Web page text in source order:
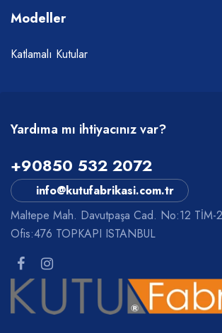
Modeller
Katlamalı Kutular
Yardıma mı ihtiyacınız var?
+90850 532 2072
info@kutufabrikasi.com.tr
Maltepe Mah. Davutpaşa Cad. No:12 TİM-
Ofis:476 TOPKAPI ISTANBUL